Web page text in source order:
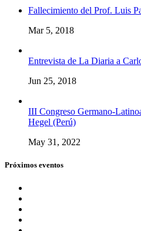
Fallecimiento del Prof. Luis
Mar 5, 2018
Entrevista de La Diaria a
Jun 25, 2018
III Congreso Germano-
Hegel (Perú)
May 31, 2022
Próximos eventos